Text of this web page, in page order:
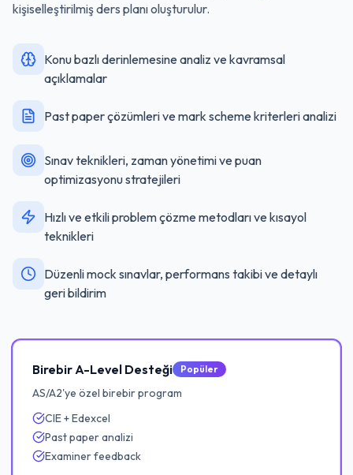
kişiselleştirilmiş ders planı oluşturulur.
Konu bazlı derinlemesine analiz ve kavramsal
açıklamalar
Past paper çözümleri ve mark scheme kriterleri analizi
Sınav teknikleri, zaman yönetimi ve puan
optimizasyonu stratejileri
Hızlı ve etkili problem çözme metodları ve kısayol
teknikleri
Düzenli mock sınavlar, performans takibi ve detaylı
geri bildirim
Birebir A-Level Desteği Popüler
AS/A2'ye özel birebir program
CIE + Edexcel
Past paper analizi
Examiner feedback